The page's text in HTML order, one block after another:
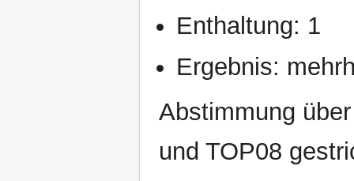
Enthaltung: 1
Ergebnis:
Abstimmung
und TOP08